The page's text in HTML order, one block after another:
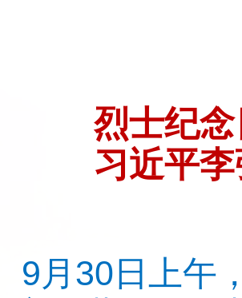
烈士纪
习近平
9月30日上午